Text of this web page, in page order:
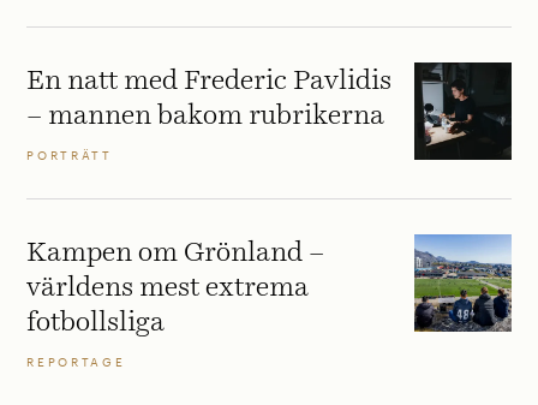
En natt med Frederic Pavlidis
– mannen bakom rubrikerna
PORTRÄTT
Kampen om Grönland –
världens mest extrema
fotbollsliga
REPORTAGE